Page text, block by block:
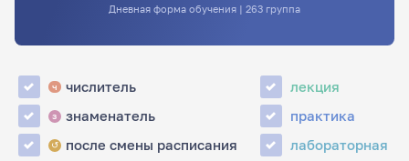
Дневная форма обучения | 263 группа
ч числитель
з знаменатель
↺ после смены расписания
лекция
практика
лабораторная